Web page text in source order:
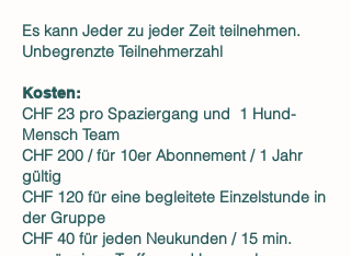
Es kann Jeder zu jeder Zeit teilnehmen.
Unbegrenzte Teilnehmerzahl
Kosten:
CHF 23 pro Spaziergang und 1 Hund-
Mensch Team
CHF 200 / für 10er Abonnement / 1 Jahr
gültig
CHF 120 für eine begleitete Einzelstunde in
der Gruppe
CHF 40 für jeden Neukunden / 15 min.